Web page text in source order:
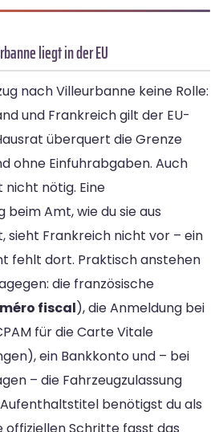
liegt in der EU
nach Villeurbanne keine Rolle:
und Frankreich gilt der EU-
überquert die Grenze
ohne Einfuhrabgaben. Auch
nötig. Eine
Amt, wie du sie aus
sieht Frankreich nicht vor – ein
fehlt dort. Praktisch anstehen
die französische
fiscal), die Anmeldung bei
für die Carte Vitale
ein Bankkonto und – bei
– die Fahrzeugzulassung
benötigst du als